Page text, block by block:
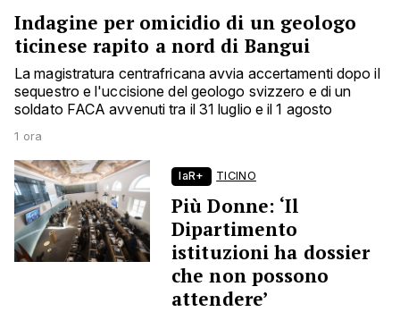
Indagine per omicidio di un geologo
ticinese rapito a nord di Bangui
La magistratura centrafricana avvia accertamenti dopo il
sequestro e l'uccisione del geologo svizzero e di un
soldato FACA avvenuti tra il 31 luglio e il 1 agosto
1 ora
laR+ TICINO
Più Donne: ‘Il
Dipartimento
istituzioni ha dossier
che non possono
attendere’